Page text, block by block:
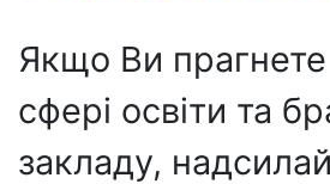
Якщо Ви
сфері освіти та
закладу,